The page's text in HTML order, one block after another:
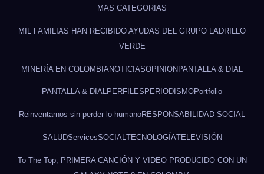
MAS CATEGORIAS
MIL FAMILIAS HAN RECIBIDO AYUDAS DEL GRUPO LADRILLO
VERDE
MINERÍA EN COLOMBIANOTICIASOPINIONPANTALLA & DIAL
PANTALLA & DIALPERFILES PERIODISMOPortfolio
Reinventarnos sin perder lo humanoRESPONSABILIDAD SOCIAL
SALUDServicesSOCIALTECNOLOGÍATELEVISIÓN
To The Top, PRIMERA CANCIÓN Y VIDEO PRODUCIDO CON UN